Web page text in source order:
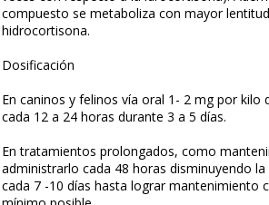
compuesto se metaboliza con mayor
hidrocortisona.
Dosificación
En caninos y felinos vía oral 1- 2 mg por kilo
cada 12 a 24 horas durante 3 a 5 días.
En tratamientos prolongados, como
administrarlo cada 48 horas disminuyendo la
cada 7 -10 días hasta lograr mantenimiento